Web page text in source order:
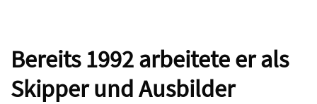
Bereits 1992 arbeitete er als
Skipper und Ausbilder